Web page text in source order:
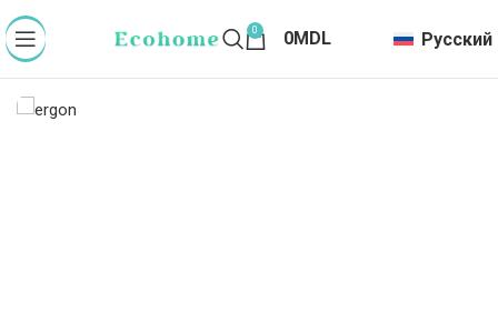
0 0MDL Русский